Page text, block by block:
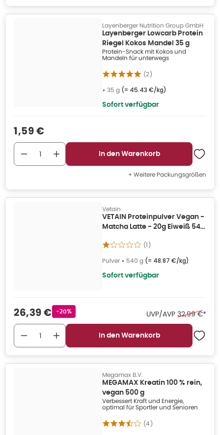
Layenberger Nutrition Group GmbH
Layenberger Lowcarb Protein
Riegel Kokos Mandel 35 g
Protein-Snack mit Kokos und
Mandeln für unterwegs
(2)
• 35 g (= 45.43 €/kg)
Sofort verfügbar
Verkaufspreis
1,59 €
In den Warenkorb
+ Weitere Packungsgrößen
Vetain
VETAIN Proteinpulver Vegan -
Matcha Latte - 20g Eiweiß 540
(1)
Pulver • 540 g (= 48.87 €/kg)
Sofort verfügbar
Verkaufspreis
26,39 € Rabattstempel
-20% UVP/AVP Ehemaliger
32,99 €*
In den Warenkorb
Megamax B.V.
MEGAMAX Kreatin 100 % rein,
vegan 500 g
Verbessert Kraft und Energie,
optimal für Sportler und Senioren
(4)